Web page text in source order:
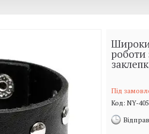
роботи
Під
Код: NY-405